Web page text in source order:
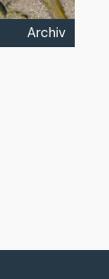
Archiv